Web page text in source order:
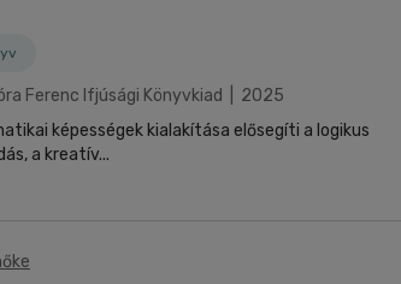
Ferenc Ifjúsági Könyvkiad | 2025
képességek kialakítása elősegíti a logikus
a kreatív...